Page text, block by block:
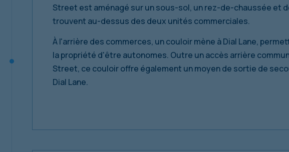
Street est aménagé sur un sous-sol, un rez-de-chaussée et
trouvent au-dessus des deux unités commerciales.
À l'arrière des commerces, un couloir mène à Dial Lane,
la propriété d'être autonomes. Outre un accès arrière
Street, ce couloir offre également un moyen de sortie de
Dial Lane.